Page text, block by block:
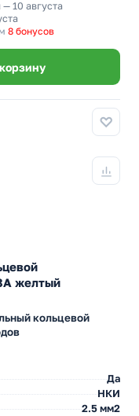
— 10 августа
8 бонусов
желтый
кольцевой
Да
НКИ
2.5 мм2